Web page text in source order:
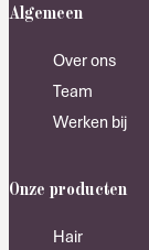
Algemeen
Over ons
Team
Werken bij
Onze producten
Hair